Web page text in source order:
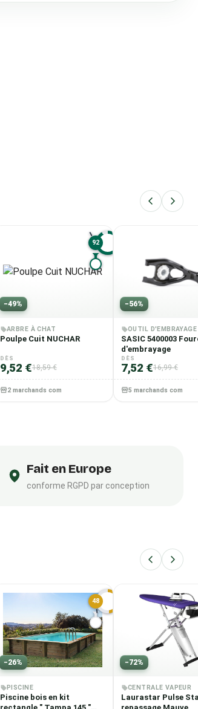
92
−49%
ARBRE À CHAT
Poulpe Cuit NUCHAR
DÈS
9,52 €18,59 €
2 marchands comparés
−56%
OUTIL D'EMBRAYAGE
SASIC 5400003
d'embrayage
DÈS
7,52 €16,99 €
5 marchands
Fait en Europe
conforme RGPD par conception
48
−26%
PISCINE
Piscine bois en kit
−72%
CENTRALE VAPEUR
Laurastar Pulse